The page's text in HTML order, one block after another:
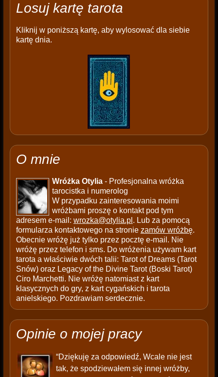
Losuj kartę tarota
Kliknij w poniższą kartę, aby wylosować dla siebie
kartę dnia.
O mnie
Wróżka Otylia- Profesjonalna wróżka
tarocistka i numerolog
W przypadku zainteresowania moimi
wróżbami proszę o kontakt pod tym
adresem e-mail: wrozka@otylia.pl . Lub za pomocą
formularza kontaktowego na stronie zamów wróżbę.
Obecnie wróżę już tylko przez pocztę e-mail. Nie
wróżę przez telefon i sms. Do wróżenia używam kart
tarota a właściwie dwóch talii: Tarot of Dreams (Tarot
Snów) oraz Legacy of the Divine Tarot (Boski Tarot)
Ciro Marchetti. Nie wróżę natomiast z kart
klasycznych do gry, z kart cygańskich i tarota
anielskiego. Pozdrawiam serdecznie.
Opinie o mojej pracy
“Dziękuję za odpowiedź, Wcale nie jest
tak, że spodziewałem się innej wróżby,